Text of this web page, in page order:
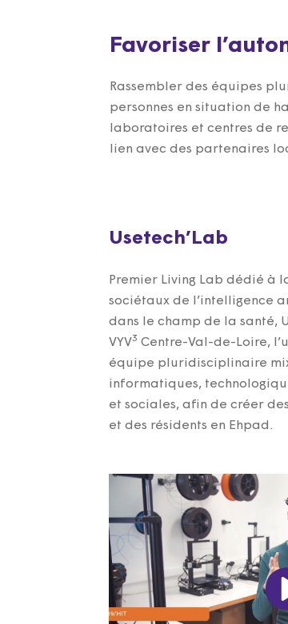
Favoriser
Rassembler des équipes
personnes en situation de
laboratoires et centres de
lien avec des partenaires
Usetech’Lab
Premier Living Lab dédié à
sociétaux de l’intelligence
dans le champ de la santé,
VYV3 Centre-Val-de-Loire,
équipe pluridisciplinaire
informatiques,
et sociales, afin de créer
et des résidents en Ehpad.